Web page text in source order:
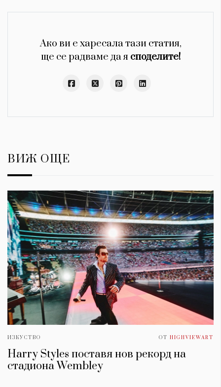
Ако ви е харесала тази статия,
ще се радваме да я споделите!
ВИЖ ОЩЕ
ИЗКУСТВО ОТ HIGHVIEWART
Harry Styles поставя нов рекорд на
стадиона Wembley